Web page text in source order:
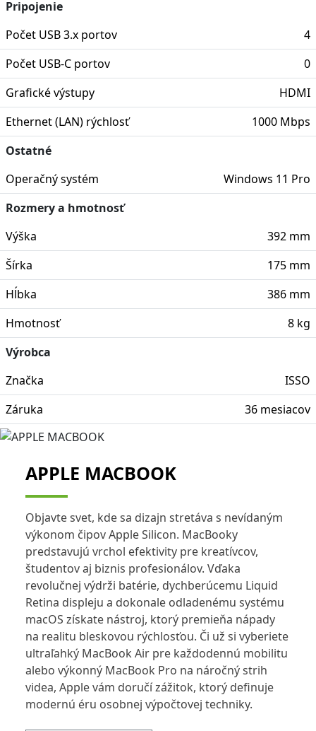
APPLE MACBOOK
Objavte svet, kde sa dizajn stretáva s nevídaným
výkonom čipov Apple Silicon. MacBooky
predstavujú vrchol efektivity pre kreatívcov,
študentov aj biznis profesionálov. Vďaka
revolučnej výdrži batérie, dychberúcemu Liquid
Retina displeju a dokonale odladenému systému
macOS získate nástroj, ktorý premieňa nápady
na realitu bleskovou rýchlosťou. Či už si vyberiete
ultraľahký MacBook Air pre každodennú mobilitu
alebo výkonný MacBook Pro na náročný strih
videa, Apple vám doručí zážitok, ktorý definuje
modernú éru osobnej výpočtovej techniky.
Pripojenie
Počet USB 3.x portov
4
Počet USB-C portov
0
Grafické výstupy
HDMI
Ethernet (LAN) rýchlosť
1000 Mbps
Ostatné
Operačný systém
Windows 11 Pro
Rozmery a hmotnosť
Výška
392 mm
Šírka
175 mm
Hĺbka
386 mm
Hmotnosť
8 kg
Výrobca
Značka
ISSO
Záruka
36 mesiacov